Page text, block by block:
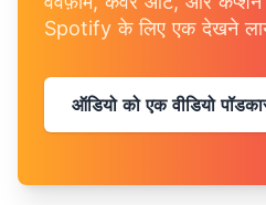
Spotify के लिए एक देखने
ऑडियो को एक वीडियो